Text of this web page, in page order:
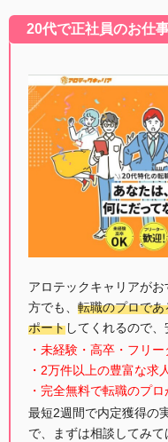
20代で正社員のお仕
アロテックキャリアが
方でも、 転職のプロで
ポートしてくれるので
・未経験・高卒・フリ
・2万件以上の豊富な求
・完全無料で転職のプ
最短2週間で内定獲得の
で、まずは相談してみて